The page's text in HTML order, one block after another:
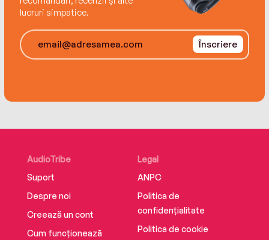
lucruri simpatice.
Înscriere
AudioTribe
Suport
Despre noi
Creează un cont
Cum funcționează
Legal
ANPC
Politica de
confidențialitate
Politica de cookie